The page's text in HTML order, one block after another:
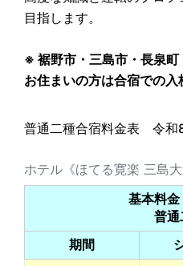
目指します。
※ 裾野市・三島市・長泉
お住まいの方は合宿での入
普通二種合宿料金表 令和
ホテル《ほてる寛楽 三島
基本料金
普通
期間